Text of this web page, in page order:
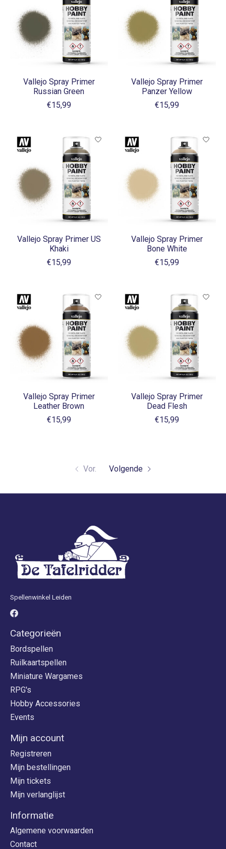
Vallejo Spray Primer
Russian Green
€15,99
Vallejo Spray Primer
Panzer Yellow
€15,99
Vallejo Spray Primer US
Khaki
€15,99
Vallejo Spray Primer
Bone White
€15,99
Vallejo Spray Primer
Leather Brown
€15,99
Vallejo Spray Primer
Dead Flesh
€15,99
Vor. Volgende
Spellenwinkel Leiden
Categorieën
Bordspellen
Ruilkaartspellen
Miniature Wargames
RPG's
Hobby Accessories
Events
Mijn account
Registreren
Mijn bestellingen
Mijn tickets
Mijn verlanglijst
Informatie
Algemene voorwaarden
Contact